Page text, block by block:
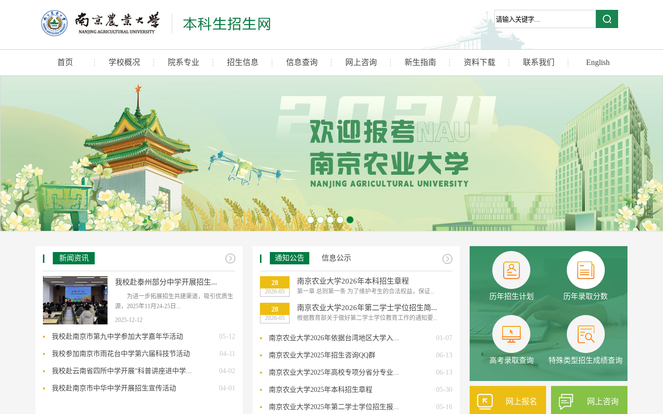
首页 学校概况 院系专业 招生信息 信息查询 网上咨询 新生指南 资料下载 联系我们 English
新闻资讯
我校赴泰州部分中学开展招生...
为进一步拓展招生共建渠道，吸引优质生
源，2025年11月24-25日...
2025-12-12
05-12
我校赴南京市第九中学参加大学嘉年华活动
04-11
我校参加南京市雨花台中学第六届科技节活动
04-02
我校赴云南省四所中学开展“科普讲座进中学...
04-01
我校赴南京市中华中学开展招生宣传活动
通知公告 信息公示
28
2026-05
南京农业大学2026年本科招生章程
第一章 总则第一条 为了维护考生的合法权益，保证...
28
2026-05
南京农业大学2026年第二学士学位招生简...
根据教育部关于做好第二学士学位教育工作的通知要...
01-07
南京农业大学2026年依据台湾地区大学入...
06-13
南京农业大学2025年招生咨询QQ群
06-13
南京农业大学2025年高校专项分省分专业...
05-30
南京农业大学2025年本科招生章程
05-16
南京农业大学2025年第二学士学位招生报...
历年招生计划 历年录取分数
高考录取查询 特殊类型招生成绩查询
网上报名 网上咨询